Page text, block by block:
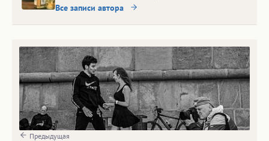
Все записи автора
Предыдущая